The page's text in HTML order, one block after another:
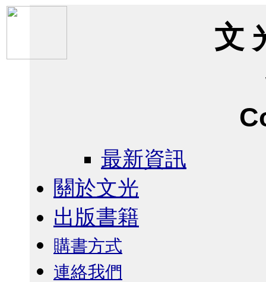
文
最新資訊
關於文光
出版書籍
購書方式
連絡我們